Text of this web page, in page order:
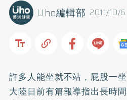
2011/10/
Uho編輯部
許多人能坐就不站，屁股一
大陸日前有篇報導指出長時